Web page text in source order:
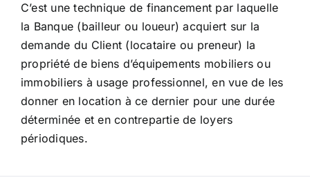
C’est une technique de financement par laquelle
la Banque (bailleur ou loueur) acquiert sur la
demande du Client (locataire ou preneur) la
propriété de biens d’équipements mobiliers ou
immobiliers à usage professionnel, en vue de les
donner en location à ce dernier pour une durée
déterminée et en contrepartie de loyers
périodiques.